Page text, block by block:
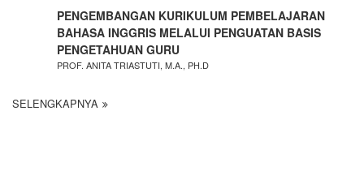
PENGEMBANGAN KURIKULUM PEMBELAJARAN
BAHASA INGGRIS MELALUI PENGUATAN BASIS
PENGETAHUAN GURU
PROF. ANITA TRIASTUTI, M.A., PH.D
SELENGKAPNYA